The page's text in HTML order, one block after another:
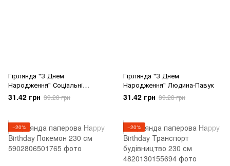
Гірлянда "З Днем
Народження" Соціальні
мережі
31.42 грн 39.28 грн
Гірлянда "З Днем
Народження" Людина-Павук
31.42 грн 39.28 грн
−20% −20%